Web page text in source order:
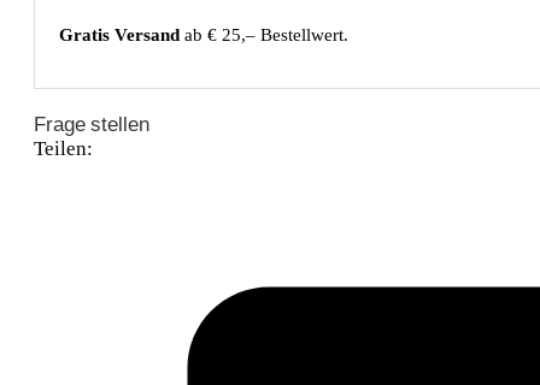
Gratis Versand ab € 25,– Bestellwert.
Frage stellen
Teilen: